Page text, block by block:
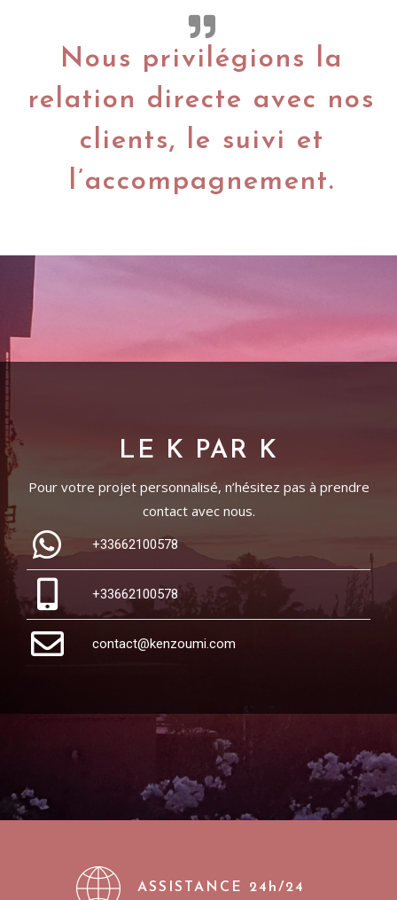
Nous privilégions la
relation directe avec nos
clients, le suivi et
l’accompagnement.
LE K PAR K
Pour votre projet personnalisé, n’hésitez pas à prendre
contact avec nous.
+33662100578
+33662100578
contact@kenzoumi.com
ASSISTANCE 24h/24